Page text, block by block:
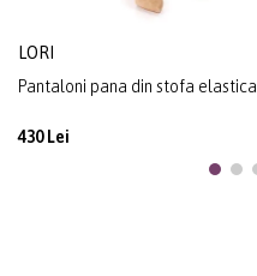
LORI
Pantaloni pana din stofa elastica
430 Lei